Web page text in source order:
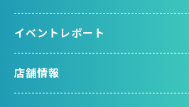
イベントレポート
店舗情報